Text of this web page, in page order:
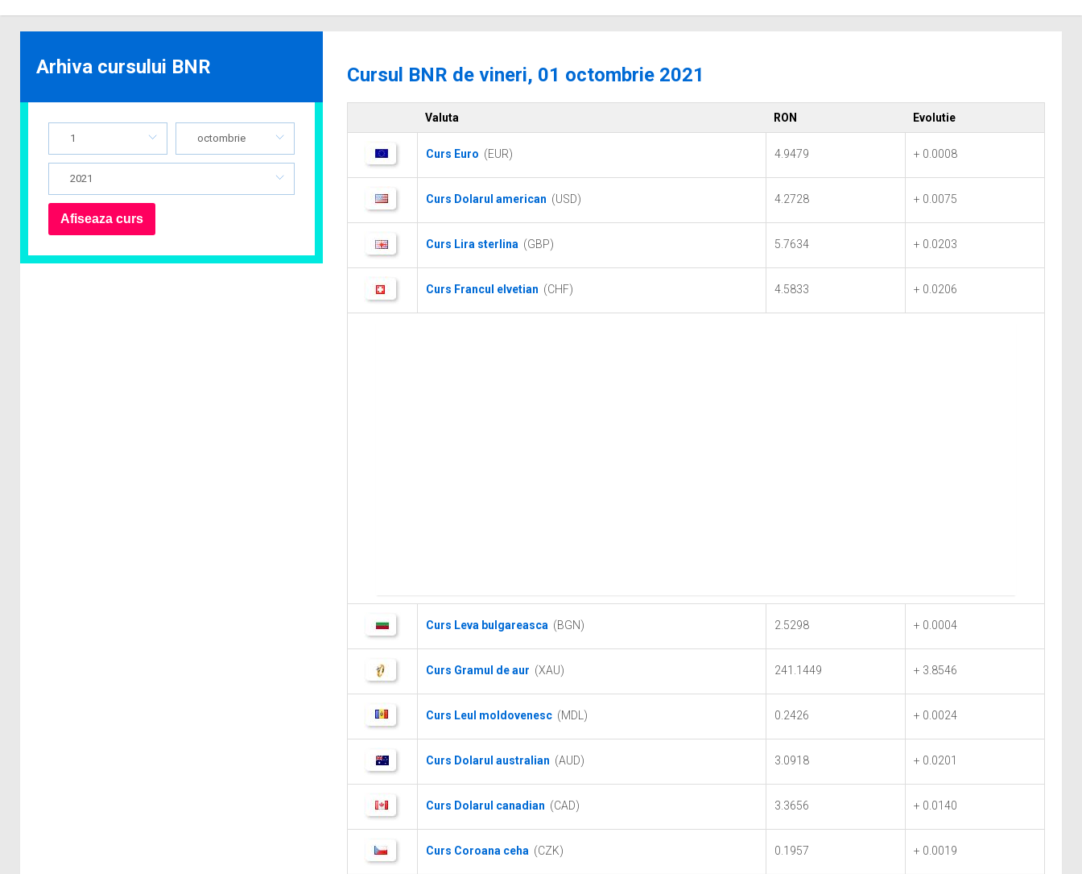
Cursul BNR de vineri, 01 octombrie 2021
Valuta RON Evolutie
Curs Euro (EUR) 4.9479 + 0.0008
Curs Dolarul american (USD) 4.2728 + 0.0075
Curs Lira sterlina (GBP) 5.7634 + 0.0203
Curs Francul elvetian (CHF) 4.5833 + 0.0206
Curs Leva bulgareasca (BGN) 2.5298 + 0.0004
Curs Gramul de aur (XAU) 241.1449 + 3.8546
Curs Leul moldovenesc (MDL) 0.2426 + 0.0024
Curs Dolarul australian (AUD) 3.0918 + 0.0201
Curs Dolarul canadian (CAD) 3.3656 + 0.0140
Curs Coroana ceha (CZK) 0.1957 + 0.0019
Arhiva cursului BNR
1 octombrie
2021